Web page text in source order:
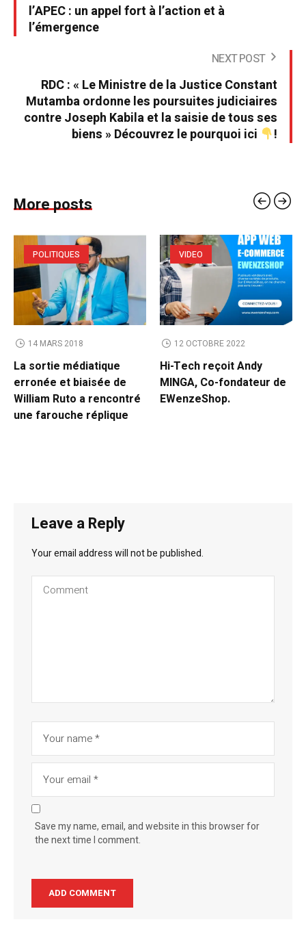
l’APEC : un appel fort à l’action et à
l’émergence
NEXT POST
RDC : « Le Ministre de la Justice Constant
Mutamba ordonne les poursuites judiciaires
contre Joseph Kabila et la saisie de tous ses
biens » Découvrez le pourquoi ici
!
More posts
POLITIQUES
14 MARS 2018
La sortie médiatique
erronée et biaisée de
William Ruto a rencontré
une farouche réplique
VIDEO
12 OCTOBRE 2022
Hi-Tech reçoit Andy
MINGA, Co-fondateur de
EWenzeShop.
Leave a Reply
Your email address will not be published.
Save my name, email, and website in this browser for
the next time I comment.